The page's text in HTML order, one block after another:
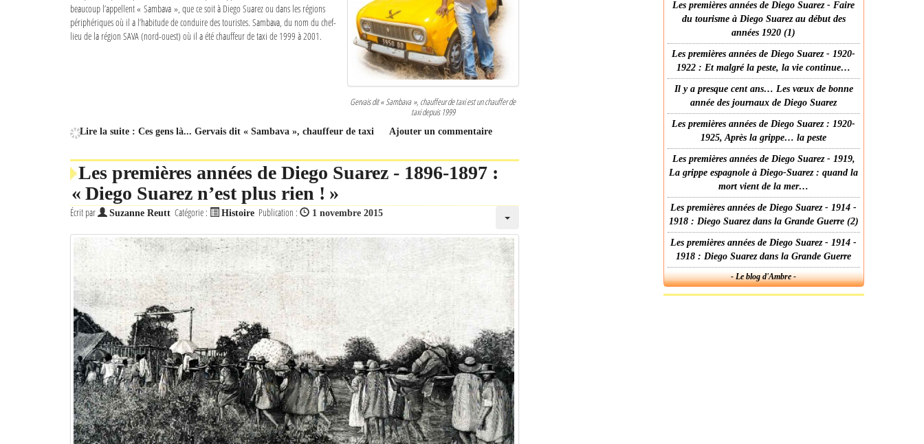
Gervais dit « Sambava », chauffeur de taxi est un chauffer de
taxi depuis 1999
beaucoup l’appellent « Sambava », que ce soit à Diego Suarez ou dans les régions
périphériques où il a l’habitude de conduire des touristes. Sambava, du nom du chef-
lieu de la région SAVA (nord-ouest) où il a été chauffeur de taxi de 1999 à 2001.
Lire la suite : Ces gens là... Gervais dit « Sambava », chauffeur de taxi Ajouter un commentaire
Les premières années de Diego Suarez - 1896-1897 :
« Diego Suarez n’est plus rien ! »
Écrit par Suzanne Reutt Catégorie : Histoire Publication : 1 novembre 2015
Les premières années de Diego Suarez - Faire
du tourisme à Diego Suarez au début des
années 1920 (1)
Les premières années de Diego Suarez - 1920-
1922 : Et malgré la peste, la vie continue…
Il y a presque cent ans… Les vœux de bonne
année des journaux de Diego Suarez
Les premières années de Diego Suarez : 1920-
1925, Après la grippe… la peste
Les premières années de Diego Suarez - 1919,
La grippe espagnole à Diego-Suarez : quand la
mort vient de la mer…
Les premières années de Diego Suarez - 1914 -
1918 : Diego Suarez dans la Grande Guerre (2)
Les premières années de Diego Suarez - 1914 -
1918 : Diego Suarez dans la Grande Guerre
- Le blog d'Ambre -